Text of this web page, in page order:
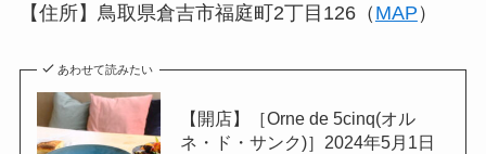
【住所】鳥取県倉吉市福庭町2丁目126（ MAP ）
あわせて読みたい
【開店】［Orne de 5cinq(オル
ネ・ド・サンク)］2024年5月1日